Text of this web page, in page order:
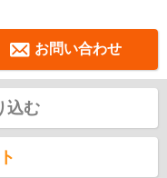
お問い合わせ
込む